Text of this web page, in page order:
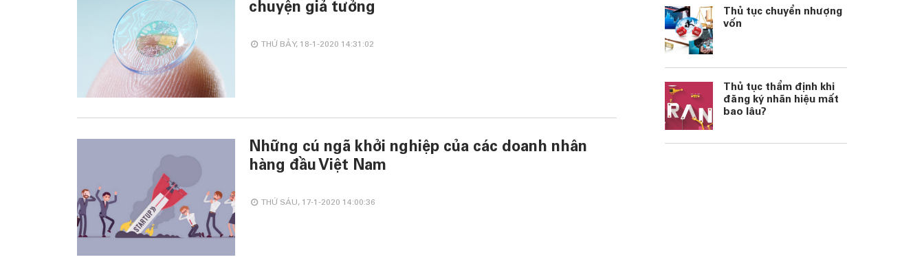
chuyện giả tưởng
THỨ BẢY, 18-1-2020 14:31:02
Những cú ngã khởi nghiệp của các doanh nhân
hàng đầu Việt Nam
THỨ SÁU, 17-1-2020 14:00:36
Thủ tục chuyển nhượng
vốn
Thủ tục thẩm định khi
đăng ký nhãn hiệu mất
bao lâu?